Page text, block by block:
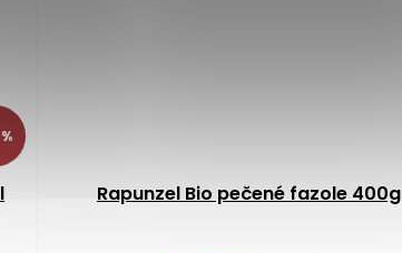
Rapunzel Bio pečené fazole 400g